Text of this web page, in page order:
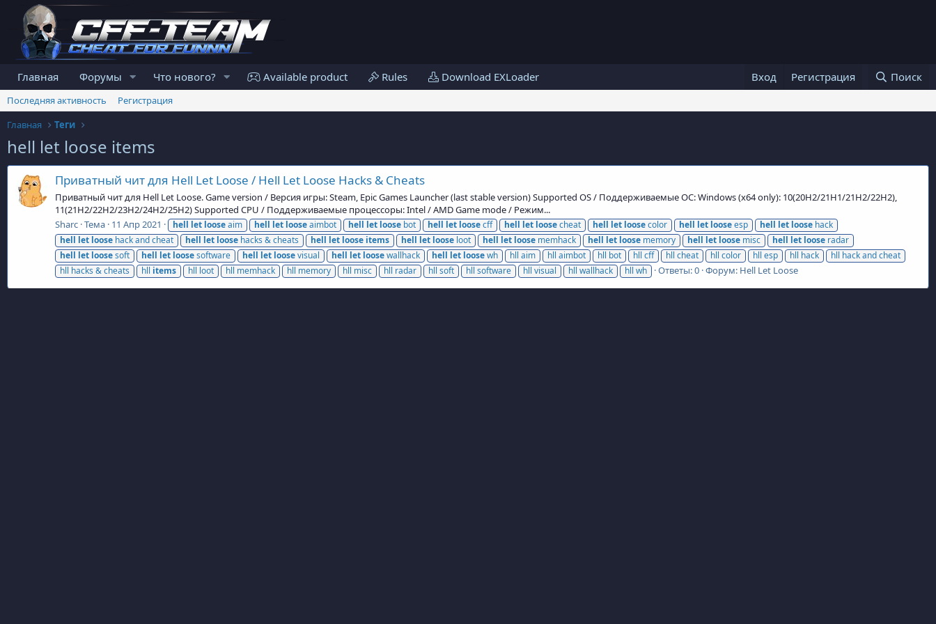
Главная Форумы Что нового? Available product Rules Download EXLoader Вход Регистрация Поиск
Последняя активность
Регистрация
Главная
Теги
hell let loose items
Приватный чит для Hell Let Loose / Hell Let Loose Hacks & Cheats
Приватный чит для Hell Let Loose. Game version / Версия игры: Steam, Epic Games Launcher (last stable version) Supported OS / Поддерживаемые ОС: Windows (x64 only): 10(20H2/21H1/21H2/22H2),
11(21H2/22H2/23H2/24H2/25H2) Supported CPU / Поддерживаемые процессоры: Intel / AMD Game mode / Режим...
Sharc Тема 11 Апр 2021 hell let looseaim hell let looseaimbot hell let loose bot hell let loosecff hell let loosecheat hell let loosecolor hell let looseesp hell let loose hack
hell let loose hack and cheat hell let loose hacks & cheats hell let loose items hell let loose loot hell let loose memhack hell let loose memory hell let loose misc hell let loose radar
hell let loosesoft hell let loosesoftware hell let loosevisual hell let loosewallhack hell let loosewh hll aim hll aimbot hll bot hll cff hll cheat hll color hll esp hll hack
hll hack and cheat
hll hacks & cheats
hll items hll loot hll memhack hll memory hll misc hll radar hll soft hll software hll visual hll wallhack hll wh Ответы: 0 Форум: Hell Let Loose